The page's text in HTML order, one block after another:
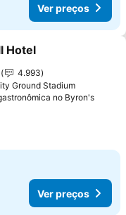
Ver preços
aos favoritos
Hotel
4.993
Ground Stadium
no Byron's
Ver preços